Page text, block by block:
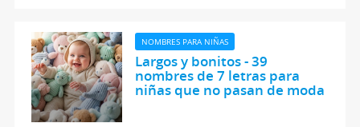
NOMBRES PARA NIÑAS
Largos y bonitos - 39
nombres de 7 letras para
niñas que no pasan de moda